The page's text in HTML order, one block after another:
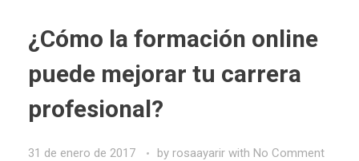
¿Cómo la formación online
puede mejorar tu carrera
profesional?
31 de enero de 2017 by rosaayarir with No Comment